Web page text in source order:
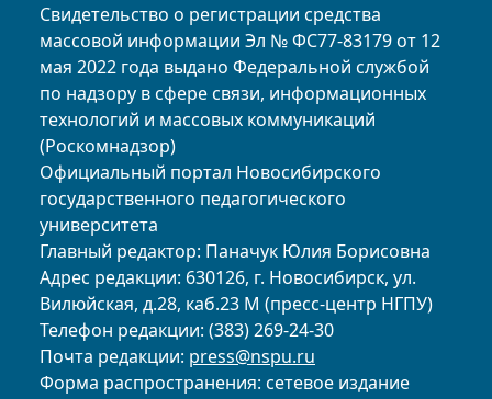
Свидетельство о регистрации средства
массовой информации Эл № ФС77-83179 от 12
мая 2022 года выдано Федеральной службой
по надзору в сфере связи, информационных
технологий и массовых коммуникаций
(Роскомнадзор)
Официальный портал Новосибирского
государственного педагогического
университета
Главный редактор: Паначук Юлия Борисовна
Адрес редакции: 630126, г. Новосибирск, ул.
Вилюйская, д.28, каб.23 М (пресс-центр НГПУ)
Телефон редакции: (383) 269-24-30
Почта редакции: press@nspu.ru
Форма распространения: сетевое издание